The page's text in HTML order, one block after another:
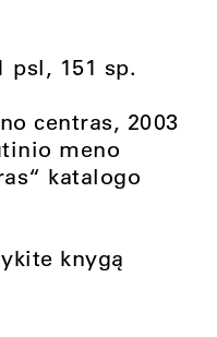
psl, 151 sp.
centras, 2003
meno
katalogo
knygą